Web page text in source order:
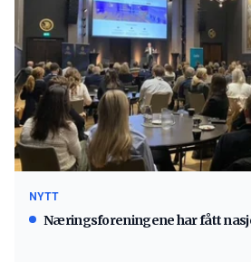
NYTT
Næringsforeningene har fått